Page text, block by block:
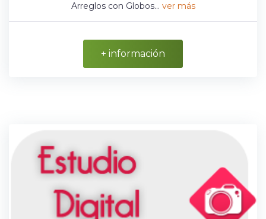
Arreglos con Globos... ver más
+ información